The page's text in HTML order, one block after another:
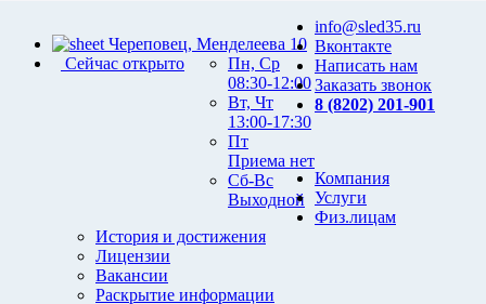
Череповец, Менделеева 10
Сейчас открыто
Пн, Ср
08:30-12:00
Вт, Чт
13:00-17:30
Пт
Приема нет
Сб-Вс
Выходной
info@sled35.ru
Вконтакте
Написать нам
Заказать звонок
8 (8202) 201-901
Компания
История и достижения
Лицензии
Вакансии
Раскрытие информации
Услуги
Физ.лицам